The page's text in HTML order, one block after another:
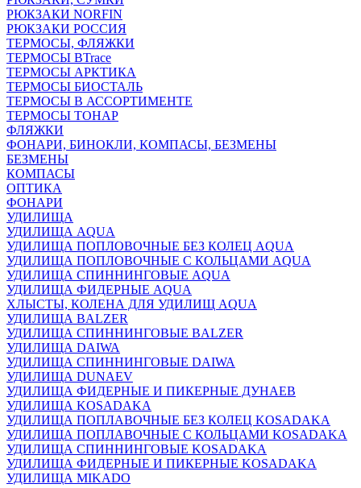
РЮКЗАКИ NORFIN
РЮКЗАКИ РОССИЯ
ТЕРМОСЫ, ФЛЯЖКИ
ТЕРМОСЫ BTrace
ТЕРМОСЫ АРКТИКА
ТЕРМОСЫ БИОСТАЛЬ
ТЕРМОСЫ В АССОРТИМЕНТЕ
ТЕРМОСЫ ТОНАР
ФЛЯЖКИ
ФОНАРИ, БИНОКЛИ, КОМПАСЫ, БЕЗМЕНЫ
БЕЗМЕНЫ
КОМПАСЫ
ОПТИКА
ФОНАРИ
УДИЛИЩА
УДИЛИЩА AQUA
УДИЛИЩА ПОПЛОВОЧНЫЕ БЕЗ КОЛЕЦ AQUA
УДИЛИЩА ПОПЛОВОЧНЫЕ С КОЛЬЦАМИ AQUA
УДИЛИЩА СПИННИНГОВЫЕ AQUA
УДИЛИЩА ФИДЕРНЫЕ AQUA
ХЛЫСТЫ, КОЛЕНА ДЛЯ УДИЛИЩ AQUA
УДИЛИЩА BALZER
УДИЛИЩА СПИННИНГОВЫЕ BALZER
УДИЛИЩА DAIWA
УДИЛИЩА СПИННИНГОВЫЕ DAIWA
УДИЛИЩА DUNAEV
УДИЛИЩА ФИДЕРНЫЕ И ПИКЕРНЫЕ ДУНАЕВ
УДИЛИЩА KOSADAKA
УДИЛИЩА ПОПЛАВОЧНЫЕ БЕЗ КОЛЕЦ KOSADAKA
УДИЛИЩА ПОПЛАВОЧНЫЕ С КОЛЬЦАМИ KOSADAKA
УДИЛИЩА СПИННИНГОВЫЕ KOSADAKA
УДИЛИЩА ФИДЕРНЫЕ И ПИКЕРНЫЕ KOSADAKA
УДИЛИЩА MIKADO